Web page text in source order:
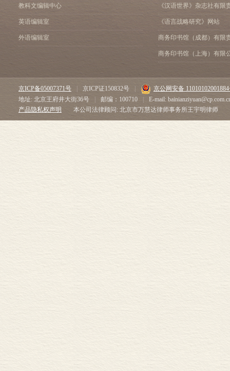
教科文编辑中心
英语编辑室
外语编辑室
《汉语世界》杂志社有限
《语言战略研究》网站
商务印书馆（成都）有限
商务印书馆（上海）有限
京ICP备05007371号 京ICP证150832号
京公网安备
地址: 北京王府井大街36号
邮编：100710
E-mail:
产品隐私权声明
本公司法律顾问: 北京市万慧达律师事务所王宇明律师